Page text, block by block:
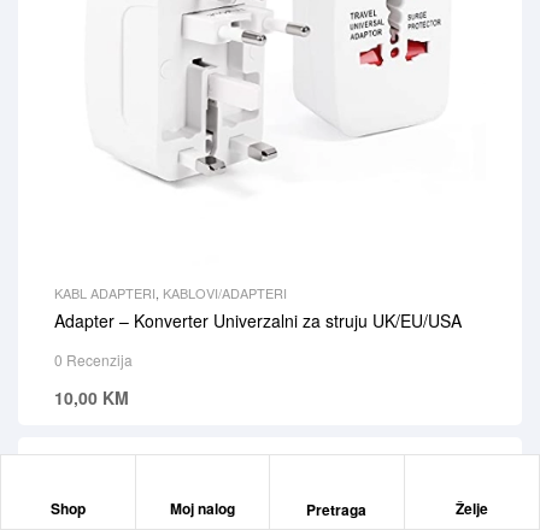
KABL ADAPTERI,KABLOVI/ADAPTERI
Adapter – Konverter Univerzalni za struju UK/EU/USA
0 Recenzija
10,00KM
Shop Moj nalog Pretraga Želje